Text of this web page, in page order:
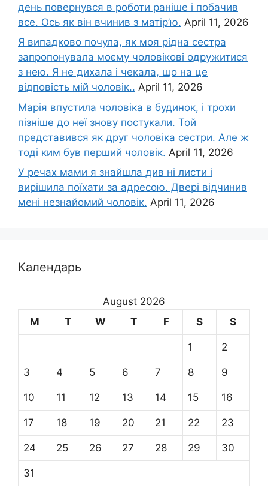
день повернувся в роботи раніше і побачив
все. Ось як він вчинив з матір’ю. April 11, 2026
Я випадково почула, як моя рідна сестра
запропонувала моєму чоловікові одружитися
з нею. Я не дихала і чекала, що на це
відповість мій чоловік.. April 11, 2026
Марія впустила чоловіка в будинок, і трохи
пізніше до неї знову постукали. Той
представився як друг чоловіка сестри. Але ж
тоді ким був перший чоловік. April 11, 2026
У речах мами я знайшла див ні листи і
вирішила поїхати за адресою. Двері відчинив
мені незнайомий чоловік. April 11, 2026
Календарь
August 2026
M
T W T F S S
1 2
3 4 5 6 7 8 9
10 11 12 13 14 15 16
17 18 19 20 21 22 23
24 25 26 27 28 29 30
31